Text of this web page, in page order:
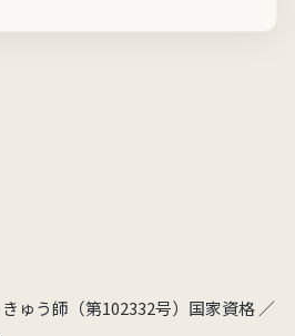
ゅう師（第102332号）国家資格 ／